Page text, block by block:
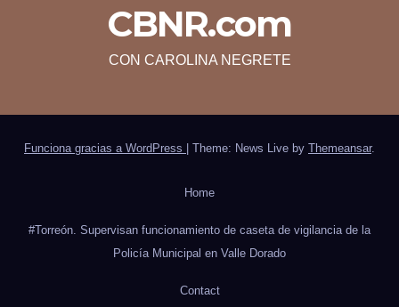
CBNR.com
CON CAROLINA NEGRETE
Funciona gracias a WordPress Theme: News Live by Themeansar.
Home
#Torreón. Supervisan funcionamiento de caseta de vigilancia de la
Policía Municipal en Valle Dorado
Contact